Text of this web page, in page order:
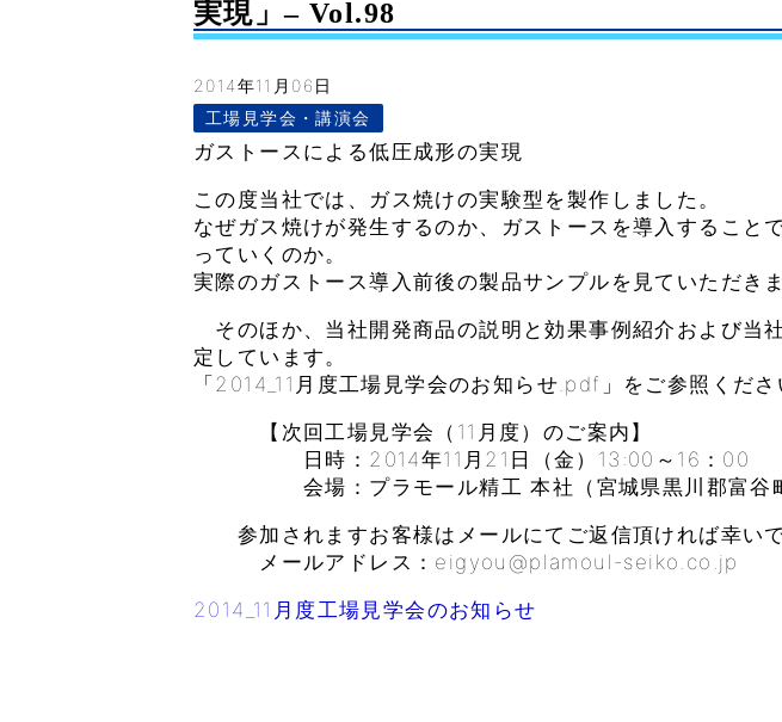
実現」– Vol.98
2014年11月06日
工場見学会・講演会
ガストースによる低圧成形の実現
この度当社では、ガス焼けの実験型を製作しました。
なぜガス焼けが発生するのか、ガストースを導入すること
っていくのか。
実際のガストース導入前後の製品サンプルを見ていただきま
そのほか、当社開発商品の説明と効果事例紹介および当
定しています。
「2014_11月度工場見学会のお知らせ.pdf」をご参照くださ
【次回工場見学会（11月度）のご案内】
日時：2014年11月21日（金）13:00～16：00
会場：プラモール精工 本社（宮城県黒川郡富谷町
参加されますお客様はメールにてご返信頂ければ幸いで
メールアドレス：eigyou@plamoul-seiko.co.jp
2014_11月度工場見学会のお知らせ